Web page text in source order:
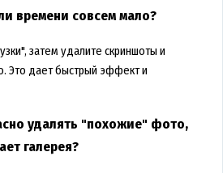
времени совсем мало?
затем удалите скриншоты и
Это дает быстрый эффект и
удалять "похожие" фото,
галерея?